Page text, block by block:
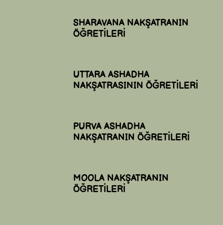
SHARAVANA NAKŞATRANIN
ÖĞRETİLERİ
UTTARA ASHADHA
NAKŞATRASININ ÖĞRETİLERİ
PURVA ASHADHA
NAKŞATRANIN ÖĞRETİLERİ
MOOLA NAKŞATRANIN
ÖĞRETİLERİ